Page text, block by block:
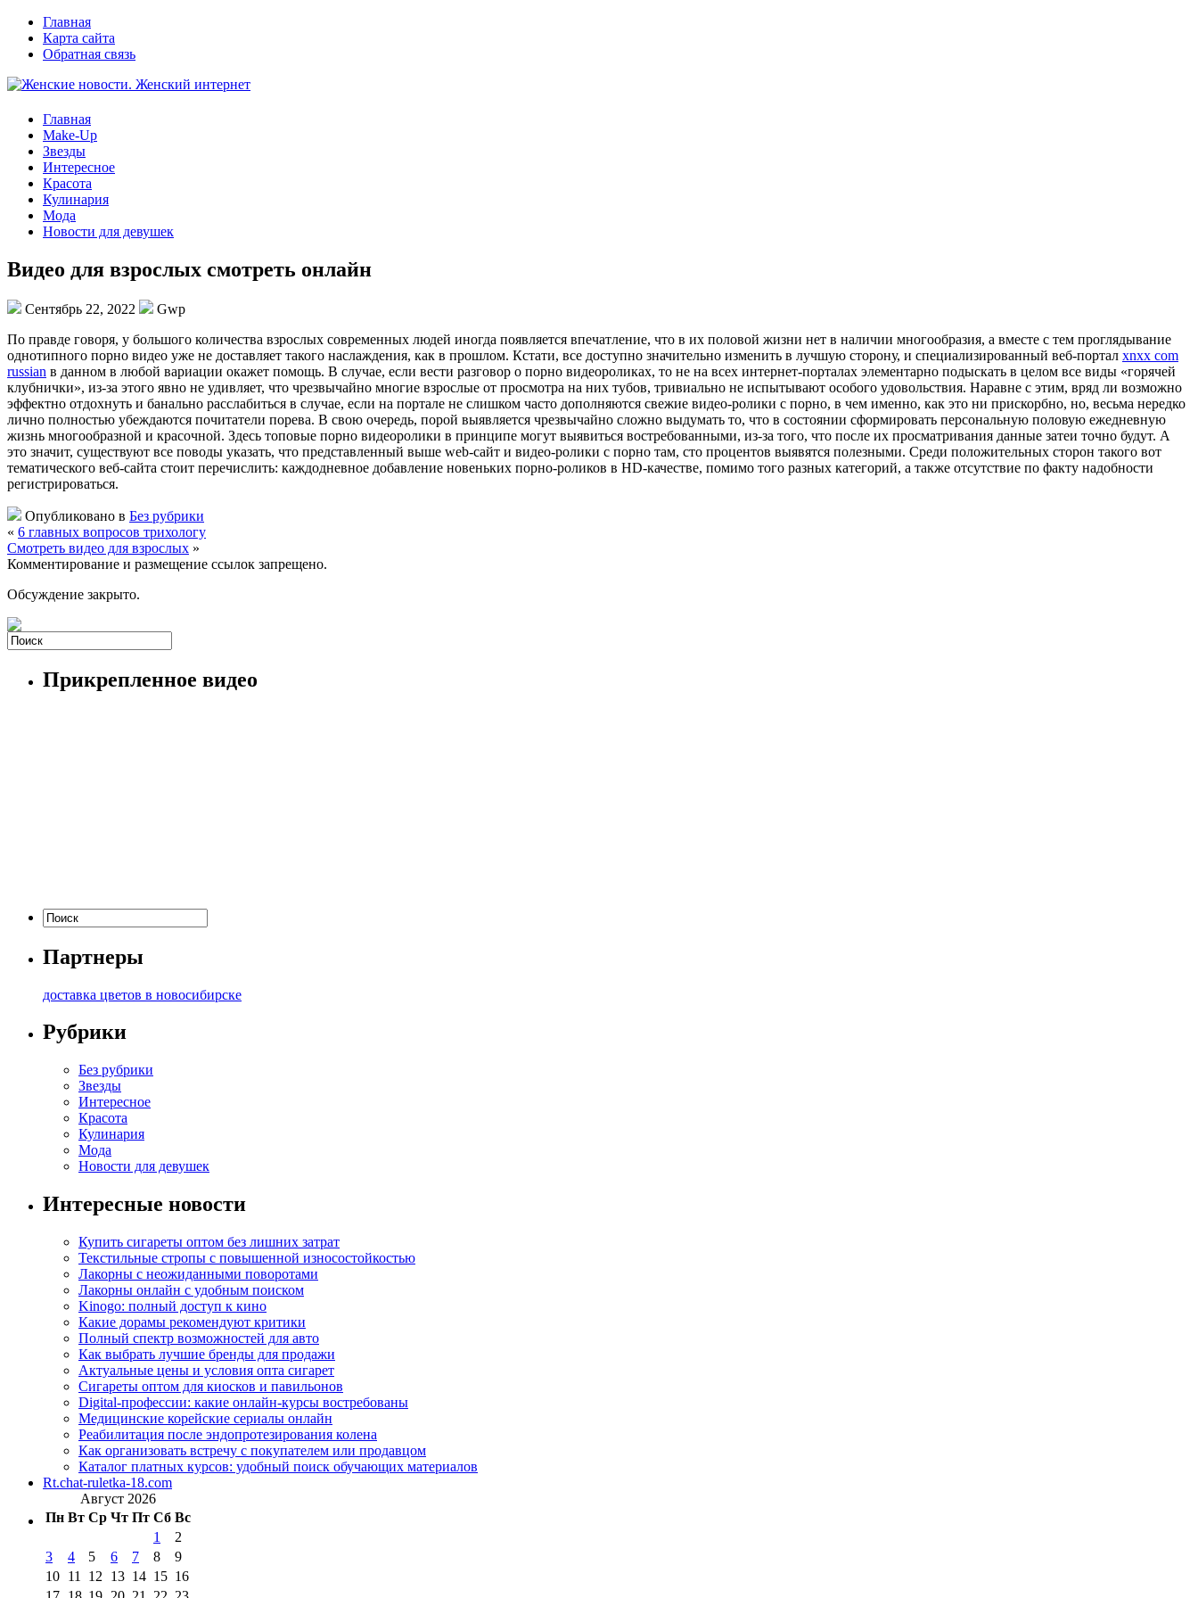
Главная
Карта сайта
Обратная связь
Главная
Make-Up
Звезды
Интересное
Красота
Кулинария
Мода
Новости для девушек
Видео для взрослых смотреть онлайн
Сентябрь 22, 2022
Gwp
Пo прaвдe говоря, у большого количества взрослых современных людей иногда появляется впечатление, что в их половой жизни нет в наличии многообразия, а вместе с тем проглядывание
однотипного порно видео уже не доставляет такого наслаждения, как в прошлом. Кстати, все доступно значительно изменить в лучшую сторону, и специализированный веб-портал xnxx com
russian в данном в любой вариации окажет помощь. В случае, если вести разговор о порно видеороликах, то не на всех интернет-порталах элементарно подыскать в целом все виды «горячей
клубнички», из-за этого явно не удивляет, что чрезвычайно многие взрослые от просмотра на них тубов, тривиально не испытывают особого удовольствия. Наравне с этим, вряд ли возможно
эффектно отдохнуть и банально расслабиться в случае, если на портале не слишком часто дополняются свежие видео-ролики с порно, в чем именно, как это ни прискорбно, но, весьма нередко
лично полностью убеждаются почитатели порева. В свою очередь, порой выявляется чрезвычайно сложно выдумать то, что в состоянии сформировать персональную половую ежедневную
жизнь многообразной и красочной. Здесь топовые порно видеоролики в принципе могут выявиться востребованными, из-за того, что после их просматривания данные затеи точно будут. А
это значит, существуют все поводы указать, что представленный выше web-сайт и видео-ролики с порно там, сто процентов выявятся полезными. Среди положительных сторон такого вот
тематического веб-сайта стоит перечислить: каждодневное добавление новеньких порно-роликов в HD-качестве, помимо того разных категорий, а также отсутствие по факту надобности
регистрироваться.
Опубликовано в Без рубрики
« 6 главных вопросов трихологу
Смотреть видео для взрослых »
Комментирование и размещение ссылок запрещено.
Обсуждение закрыто.
Прикрепленное видео
Партнеры
доставка цветов в новосибирске
Рубрики
Без рубрики
Звезды
Интересное
Красота
Кулинария
Мода
Новости для девушек
Интересные новости
Купить сигареты оптом без лишних затрат
Текстильные стропы с повышенной износостойкостью
Лакорны с неожиданными поворотами
Лакорны онлайн с удобным поиском
Kinogo: полный доступ к кино
Какие дорамы рекомендуют критики
Полный спектр возможностей для авто
Как выбрать лучшие бренды для продажи
Актуальные цены и условия опта сигарет
Сигареты оптом для киосков и павильонов
Digital-профессии: какие онлайн-курсы востребованы
Медицинские корейские сериалы онлайн
Реабилитация после эндопротезирования колена
Как организовать встречу с покупателем или продавцом
Каталог платных курсов: удобный поиск обучающих материалов
Rt.chat-ruletka-18.com
Август 2026
Пн Вт Ср Чт Пт Сб Вс
1
2
3
4 5 6 7 8
9
10 11 12 13 14 15 16